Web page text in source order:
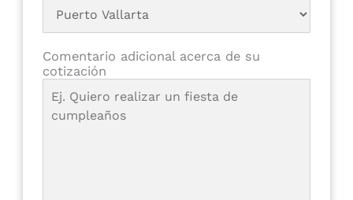
Comentario adicional acerca de su
cotización